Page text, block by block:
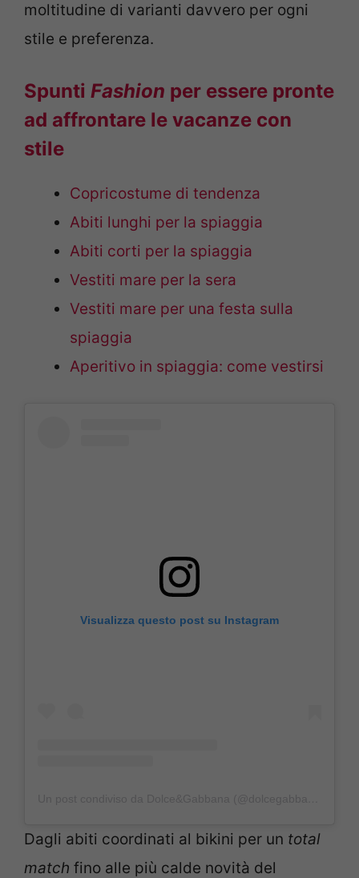
moltitudine di varianti davvero per ogni
stile e preferenza.
Spunti Fashion per essere pronte
ad affrontare le vacanze con
stile
Copricostume di tendenza
Abiti lunghi per la spiaggia
Abiti corti per la spiaggia
Vestiti mare per la sera
Vestiti mare per una festa sulla
spiaggia
Aperitivo in spiaggia: come vestirsi
Visualizza questo post su Instagram
Dagli abiti coordinati al bikini per un total
match fino alle più calde novità del